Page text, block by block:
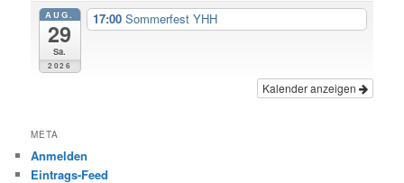
AUG.
29
Sa.
2026
17:00 Sommerfest YHH
Kalender anzeigen
META
Anmelden
Eintrags-Feed